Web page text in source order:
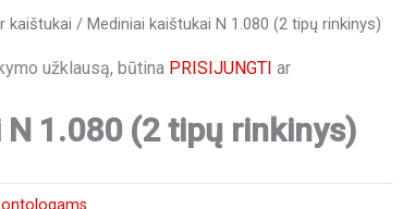
kaištukai / Mediniai kaištukai N 1.080 (2 tipų rinkinys)
užklausą, būtina PRISIJUNGTI ar
1.080 (2 tipų rinkinys)